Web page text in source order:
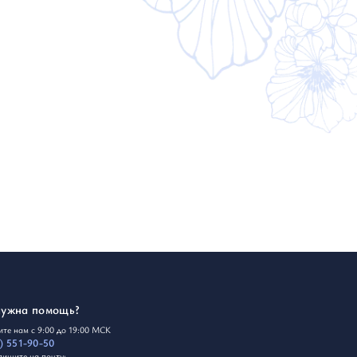
помощь?
нам с 9:00 до 19:00 МСК
551-90-50